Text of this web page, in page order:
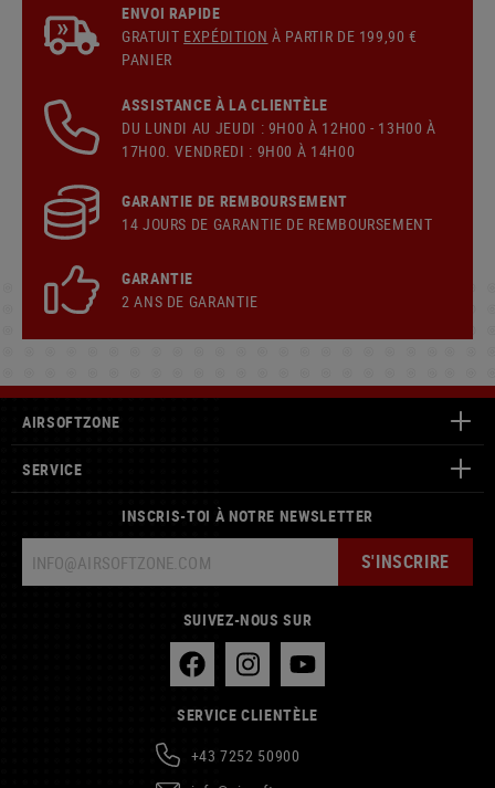
ENVOI RAPIDE
GRATUIT EXPÉDITION À PARTIR DE 199,90 €
PANIER
ASSISTANCE À LA CLIENTÈLE
DU LUNDI AU JEUDI : 9H00 À 12H00 - 13H00 À
17H00. VENDREDI : 9H00 À 14H00
GARANTIE DE REMBOURSEMENT
14 JOURS DE GARANTIE DE REMBOURSEMENT
GARANTIE
2 ANS DE GARANTIE
AIRSOFTZONE
SERVICE
INSCRIS-TOI À NOTRE NEWSLETTER
S'INSCRIRE
SUIVEZ-NOUS SUR
SERVICE CLIENTÈLE
+43 7252 50900